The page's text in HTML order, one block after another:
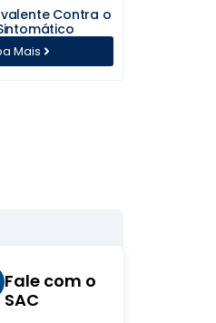
Mais
Contra o
Fale com o
SAC